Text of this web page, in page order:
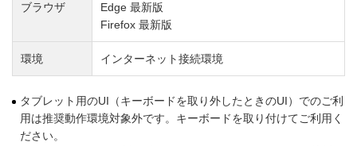
ブラウザ
Edge 最新版
Firefox 最新版
環境 インターネット接続環境
タブレット用のUI（キーボードを取り外したときのUI）でのご利
用は推奨動作環境対象外です。キーボードを取り付けてご利用く
ださい。